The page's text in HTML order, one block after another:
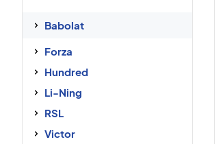
Babolat
Forza
Hundred
Li-Ning
RSL
Victor